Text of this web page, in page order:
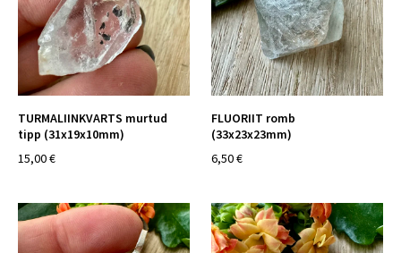
TURMALIINKVARTS murtud
tipp (31x19x10mm)
15,00 €
FLUORIIT romb
(33x23x23mm)
6,50 €